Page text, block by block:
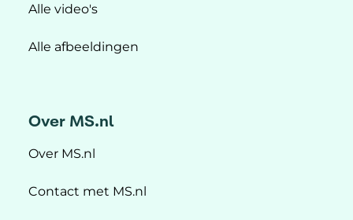
Alle video's
Alle afbeeldingen
Over MS.nl
Over MS.nl
Contact met MS.nl